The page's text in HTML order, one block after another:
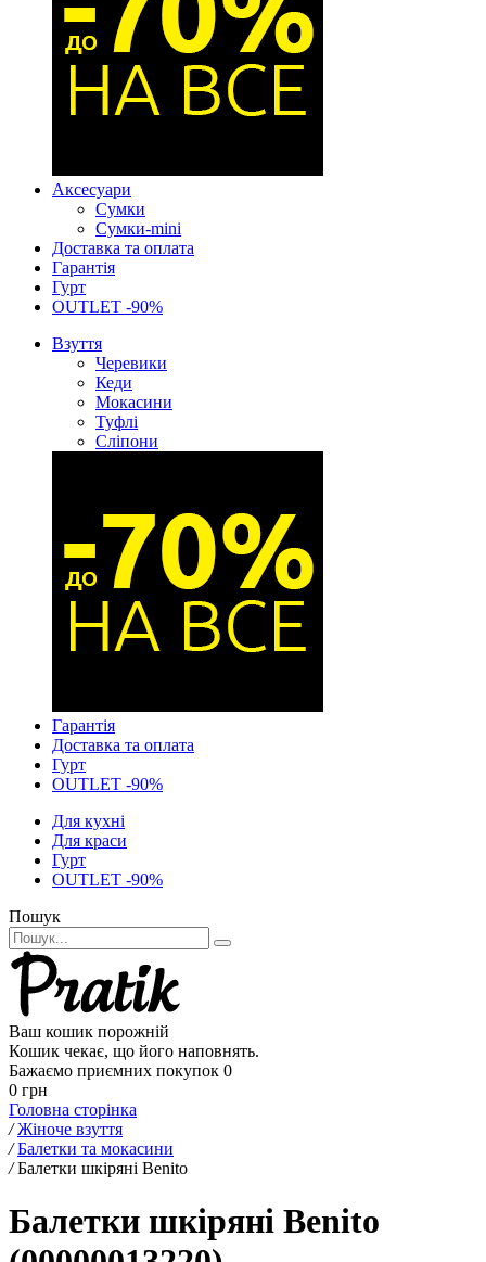
Аксесуари
Сумки
Сумки-mini
Доставка та оплата
Гарантія
Гурт
OUTLET -90%
Взуття
Черевики
Кеди
Мокасини
Туфлі
Сліпони
Гарантія
Доставка та оплата
Гурт
OUTLET -90%
Для кухні
Для краси
Гурт
OUTLET -90%
Пошук
Ваш кошик порожній
Кошик чекає, що його наповнять.
Бажаємо приємних покупок 0
0 грн
Головна сторінка
/ Жіноче взуття
/ Балетки та мокасини
/ Балетки шкіряні Benito
Балетки шкіряні Benito